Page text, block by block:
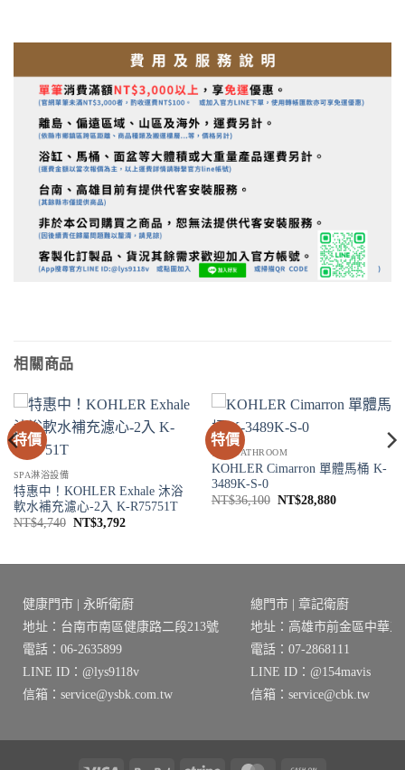
相關商品
特價
SPA淋浴設備
特惠中！KOHLER Exhale 沐浴
軟水補充濾心-2入 K-R75751T
NT$4,740 原
NT$3,792目
特價
衛浴 BATHROOM
KOHLER Cimarron 單體馬桶 K-
3489K-S-0
NT$36,100 原
NT$28,880目
健康門市 | 永昕衛廚
地址：台南市南區健康路二段213號
電話：06-2635899
LINE ID：@lys9118v
信箱：service@ysbk.com.tw
總門市 | 章記衛廚
地址：高雄市前金區中華三
電話：07-2868111
LINE ID：@154mavis
信箱：service@cbk.tw